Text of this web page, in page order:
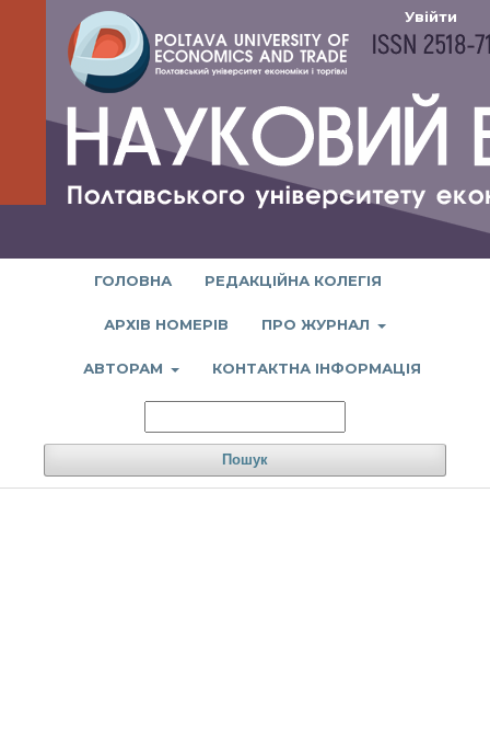
ГОЛОВНА РЕДАКЦІЙНА КОЛЕГІЯ
АРХІВ НОМЕРІВ ПРО ЖУРНАЛ
АВТОРАМ КОНТАКТНА ІНФОРМАЦІЯ
Пошук
Увійти